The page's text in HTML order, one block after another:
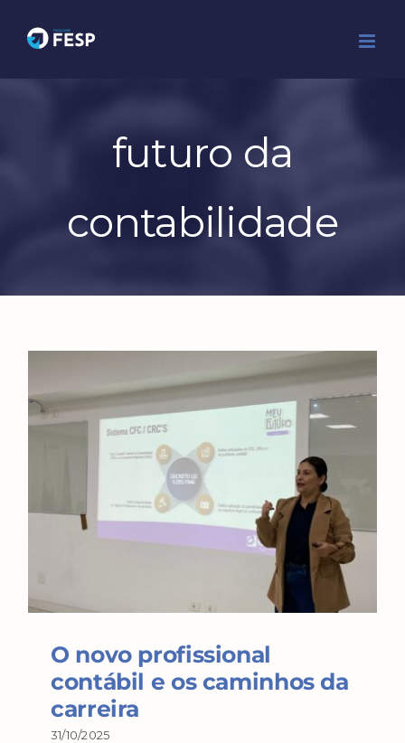
para
conteúdo
futuro da
contabilidade
O novo profissional
contábil e os caminhos da
carreira
31/10/2025